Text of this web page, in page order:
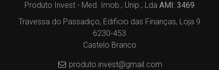
Produto Invest - Med. Imob., Unip., Lda AMI: 3469
Travessa do Passadiço, Edificio das Finanças, Loja 9
6230-453
Castelo Branco
produto.invest@gmail.com